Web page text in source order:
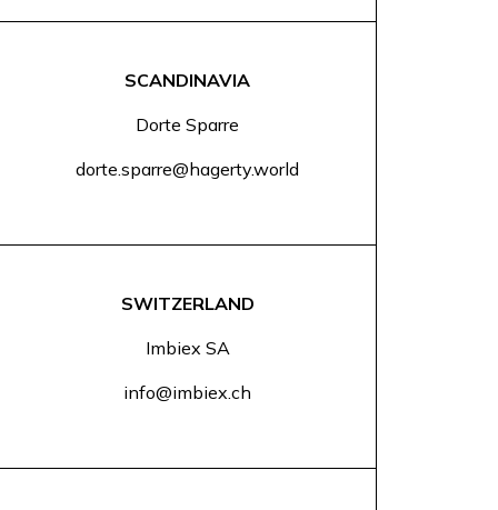
SCANDINAVIA
Dorte Sparre
dorte.sparre@hagerty.world
SWITZERLAND
Imbiex SA
info@imbiex.ch